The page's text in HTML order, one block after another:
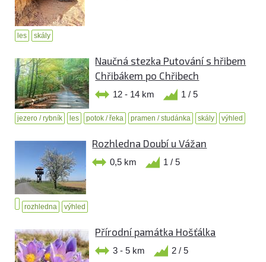
les skály
Naučná stezka Putování s hřibem
Chřibákem po Chřibech
12 - 14 km 1 / 5
jezero / rybník les potok / řeka pramen / studánka skály výhled
Rozhledna Doubí u Vážan
0,5 km 1 / 5
rozhledna výhled
Přírodní památka Hošťálka
3 - 5 km 2 / 5